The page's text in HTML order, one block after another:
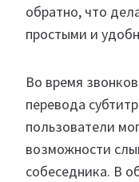
обратно, что
простыми и
Во время
перевода
пользователи
возможности
собеседника. В